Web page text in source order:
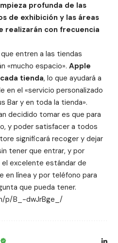
profunda de las
de exhibición y las áreas
realizarán con frecuencia
entren a las tiendas
«mucho espacio». Apple
tienda, lo que ayudará a
en el «servicio personalizado
Bar y en toda la tienda».
decidido tomar es que para
y poder satisfacer a todos
significará recoger y dejar
tener que entrar, y por
excelente estándar de
en línea y por teléfono para
que pueda tener.
p/B_-dwJrBge_/